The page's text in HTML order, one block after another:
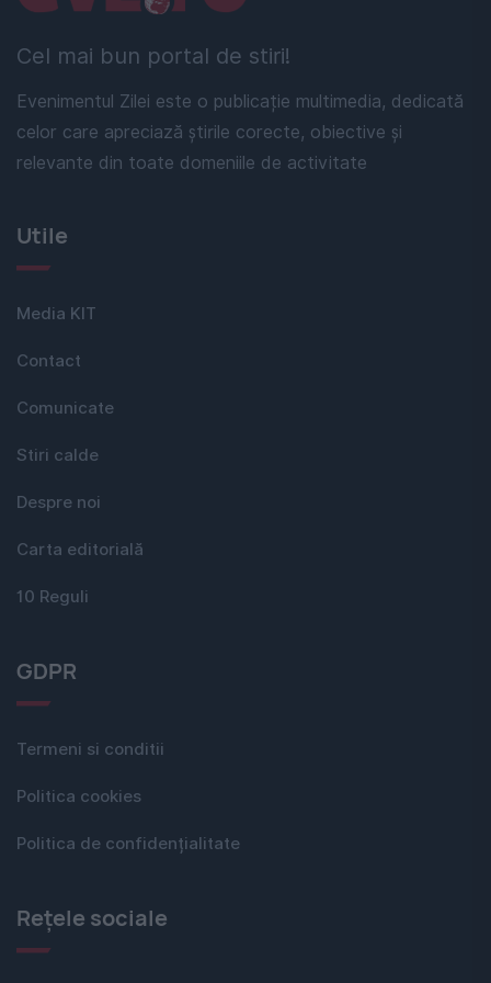
Cel mai bun portal de stiri!
Evenimentul Zilei este o publicație multimedia, dedicată
celor care apreciază știrile corecte, obiective și
relevante din toate domeniile de activitate
Utile
Media KIT
Contact
Comunicate
Stiri calde
Despre noi
Carta editorială
10 Reguli
GDPR
Termeni si conditii
Politica cookies
Politica de confidențialitate
Rețele sociale